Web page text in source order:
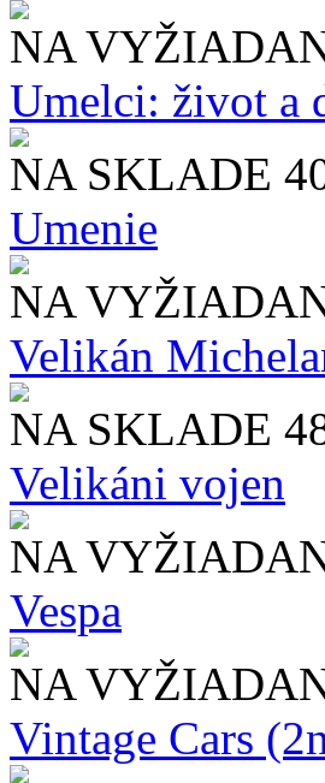
NA
Umelci: život a
NA SKLADE
Umenie
NA
Velikán
NA SKLADE
Velikáni vojen
NA
Vespa
NA
Vintage Cars